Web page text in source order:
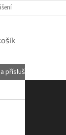
příslušenství